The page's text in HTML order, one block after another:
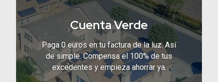
Cuenta Verde
Paga 0 euros en tu factura de la luz. Así
de simple. Compensa el 100% de tus
excedentes y empieza ahorrar ya.